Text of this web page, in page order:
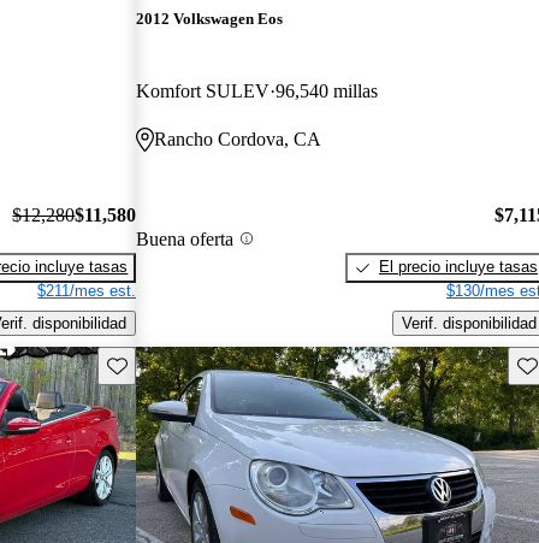
$12,280$11,580
incluye tasas
$211/mes est.
disponibilidad
2012 Volkswagen Eos
Komfort SULEV 96,540 millas
Rancho Cordova, CA
Buena oferta
El precio incluye tasas
$130/mes
Verif. disponibilidad
Guarda este Aviso